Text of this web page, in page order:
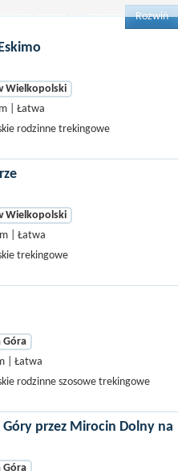
Rozwiń
Wielkopolski
| Łatwa
rodzinne trekingowe
Wielkopolski
| Łatwa
trekingowe
Góra
| Łatwa
rodzinne szosowe trekingowe
Góry przez Mirocin Dolny na
Góra